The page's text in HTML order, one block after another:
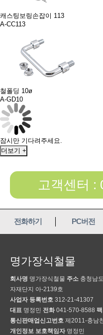
캐스팅보링손잡이 113
A-CC113
철폴딩 10ø
A-GD10
잠시만 기다려주세요.
더보기 +
고객센터 :
전화하기 PC버전
명가장식철물
회사명 명가장식철물 주소 충청남
자재단지 아-2139호
사업자 등록번호 312-21-41307
대표 명정민 전화 041-570-8588
통신판매업신고번호 제2011-충남
개인정보 보호책임자 명정민